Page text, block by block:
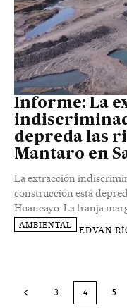
Informe: La
depreda las
Mantaro en
La extracción
construcción está
Huancayo. La franja
AMBIENTAL EDVAN
3 4 5